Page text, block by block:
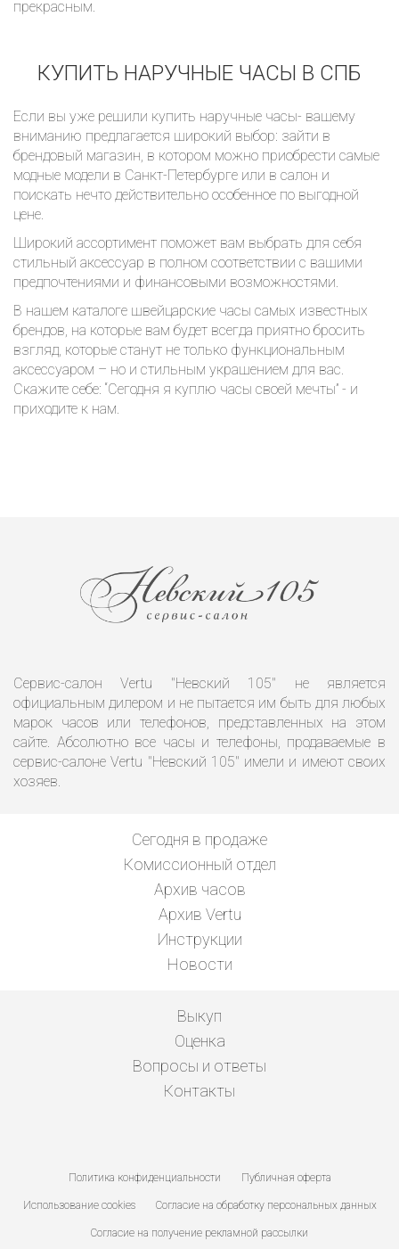
прекрасным.
КУПИТЬ НАРУЧНЫЕ ЧАСЫ В СПБ
Если вы уже решили купить наручные часы- вашему
вниманию предлагается широкий выбор: зайти в
брендовый магазин, в котором можно приобрести самые
модные модели в Санкт-Петербурге или в салон и
поискать нечто действительно особенное по выгодной
цене.
Широкий ассортимент поможет вам выбрать для себя
стильный аксессуар в полном соответствии с вашими
предпочтениями и финансовыми возможностями.
В нашем каталоге швейцарские часы самых известных
брендов, на которые вам будет всегда приятно бросить
взгляд, которые станут не только функциональным
аксессуаром – но и стильным украшением для вас.
Скажите себе: “Сегодня я куплю часы своей мечты” - и
приходите к нам.
Сервис-салон Vertu "Невский 105" не является
официальным дилером и не пытается им быть для любых
марок часов или телефонов, представленных на этом
сайте. Абсолютно все часы и телефоны, продаваемые в
сервис-салоне Vertu "Невский 105" имели и имеют своих
хозяев.
Сегодня в продаже
Комиссионный отдел
Архив часов
Архив Vertu
Инструкции
Новости
Выкуп
Оценка
Вопросы и ответы
Контакты
Политика конфиденциальности Публичная оферта
Использование cookies Согласие на обработку персональных данных
Согласие на получение рекламной рассылки